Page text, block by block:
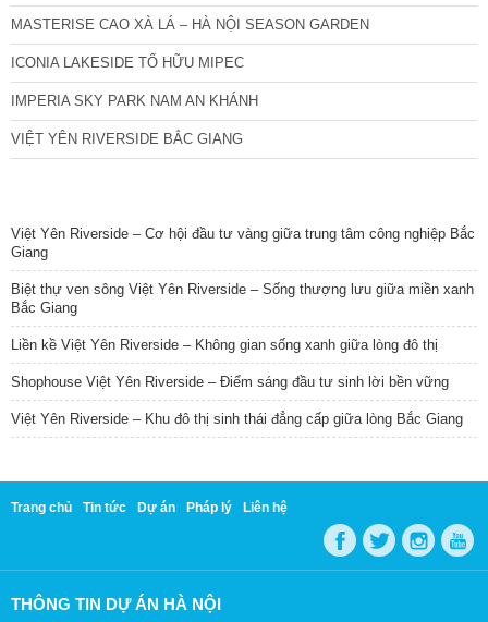
MASTERISE CAO XÀ LÁ – HÀ NỘI SEASON GARDEN
ICONIA LAKESIDE TỐ HỮU MIPEC
IMPERIA SKY PARK NAM AN KHÁNH
VIỆT YÊN RIVERSIDE BẮC GIANG
Việt Yên Riverside – Cơ hội đầu tư vàng giữa trung tâm công nghiệp Bắc
Giang
Biệt thự ven sông Việt Yên Riverside – Sống thượng lưu giữa miền xanh
Bắc Giang
Liền kề Việt Yên Riverside – Không gian sống xanh giữa lòng đô thị
Shophouse Việt Yên Riverside – Điểm sáng đầu tư sinh lời bền vững
Việt Yên Riverside – Khu đô thị sinh thái đẳng cấp giữa lòng Bắc Giang
Trang chủ Tin tức Dự án Pháp lý Liên hệ
THÔNG TIN DỰ ÁN HÀ NỘI